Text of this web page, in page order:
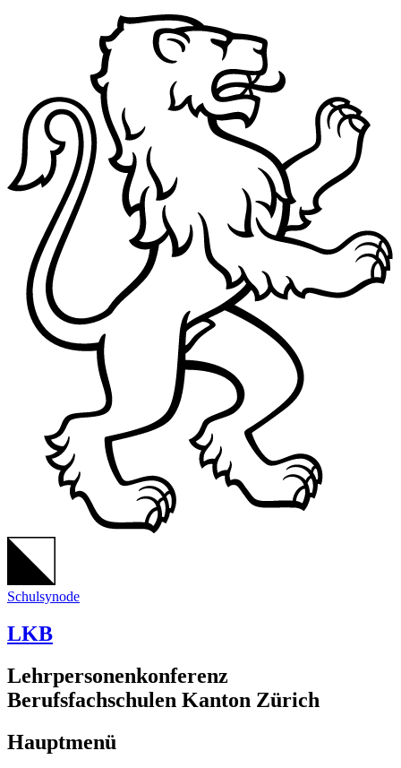
Schulsynode
LKB
Lehrpersonenkonferenz
Berufsfachschulen Kanton Zürich
Hauptmenü